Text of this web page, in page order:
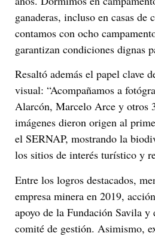
ganaderas, incluso en casas de
contamos con ocho
garantizan condiciones dignas
Resaltó además el papel clave
visual: “Acompañamos a
Alarcón, Marcelo Arce y otros
imágenes dieron origen al
el SERNAP, mostrando la
los sitios de interés turístico y
Entre los logros destacados,
empresa minera en 2019,
apoyo de la Fundación Savila
comité de gestión. Asimismo,